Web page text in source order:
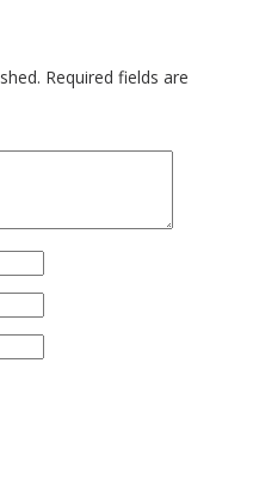
Required fields are